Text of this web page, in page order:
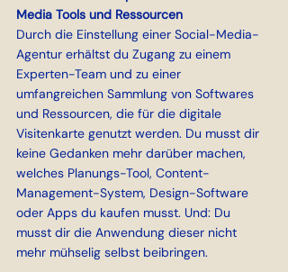
Media Tools und Ressourcen
Durch die Einstellung einer Social-Media-
Agentur erhältst du Zugang zu einem
Experten-Team und zu einer
umfangreichen Sammlung von Softwares
und Ressourcen, die für die digitale
Visitenkarte genutzt werden. Du musst dir
keine Gedanken mehr darüber machen,
welches Planungs-Tool, Content-
Management-System, Design-Software
oder Apps du kaufen musst. Und: Du
musst dir die Anwendung dieser nicht
mehr mühselig selbst beibringen.